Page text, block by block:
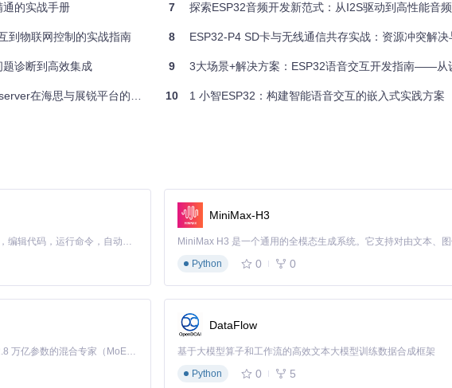
audioI2S库提供了psram_unique_ptr模板，可以自动管理PSRAM内存：
gh_mirrors/es/ESP32-audioI2S/raw/
通过以下技巧可以在深度睡眠模式下保持音频流畅播放：
和功耗
整CPU频率
的实战手册
到物联网控制的实战指南
诊断到高效集成
海思与展锐平台的移植方案
7 探索ESP32音频开发新范式：从I2S驱动到高性能音
8 ESP32-P4 SD卡与无线通信共存实战：资源冲突解
9 3大场景+解决方案：ESP32语音交互开发指南——从设备到云端的
10 1 小智ESP32：构建智能语音交互的嵌入式实践方案
Claude Code 的开源替代方案。连接任意大模型，编辑代码，运行命令，自动验证 — 全自动执行。用 Rust 构建，极致性能。 ｜ An open-source alternative to Claude Code. Connect any LLM, edit code, run commands, and verify changes — autonomously. Built in Rust for speed. Get Started
MiniMax-H3
Python
0 0
Kimi K3 是Kimi能力最强的模型：这是一个拥有 2.8 万亿参数的混合专家（MoE）模型，具备原生视觉理解能力，并支持 100 万 token 的上下文窗口。
DataFlow
基于大模型算子和工作流的高效文本大模型训练数据合成框架
Python
0 5